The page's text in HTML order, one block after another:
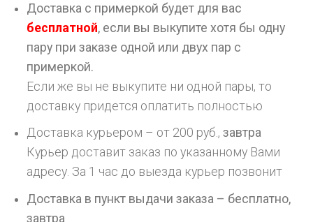
Доставка с примеркой будет для вас
бесплатной, если вы выкупите хотя бы одну
пару при заказе одной или двух пар с
примеркой.
Если же вы не выкупите ни одной пары, то
доставку придется оплатить полностью
Доставка курьером – от 200 руб.,завтра
Курьер доставит заказ по указанному Вами
адресу. За 1 час до выезда курьер позвонит
Доставка в пункт выдачи заказа – бесплатно,
завтра